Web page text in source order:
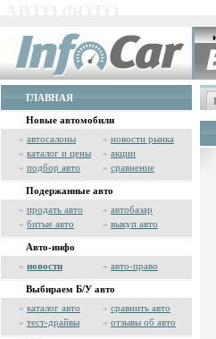
ГЛАВНАЯ
Новые автомобили
» автосалоны » новости рынка
» каталог и цены » акции
» подбор авто » сравнение
Подержанные авто
» продать авто » автобазар
» битые авто » выкуп авто
Авто-инфо
» новости » авто-право
Выбираем Б/У авто
» каталог авто » сравнить авто
» тест-драйвы » отзывы об авто